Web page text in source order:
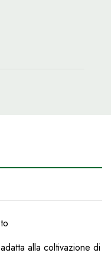
alla coltivazione di